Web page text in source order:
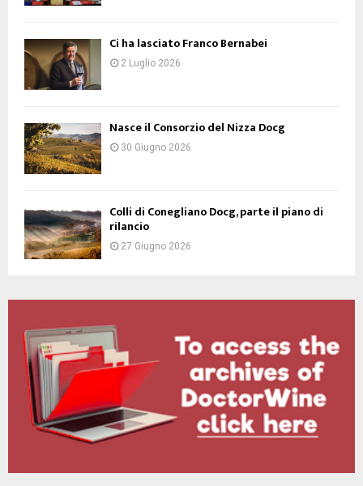
Ci ha lasciato Franco Bernabei
2 Luglio 2026
Nasce il Consorzio del Nizza Docg
30 Giugno 2026
Colli di Conegliano Docg, parte il piano di
rilancio
27 Giugno 2026